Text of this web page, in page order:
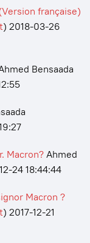
française)
) 2018-03-26
Bensaada
Macron?Ahmed
24 18:44:44
Macron ?
) 2017-12-21